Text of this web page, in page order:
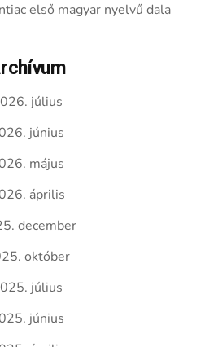
első magyar nyelvű dala
július
június
május
április
december
október
július
június